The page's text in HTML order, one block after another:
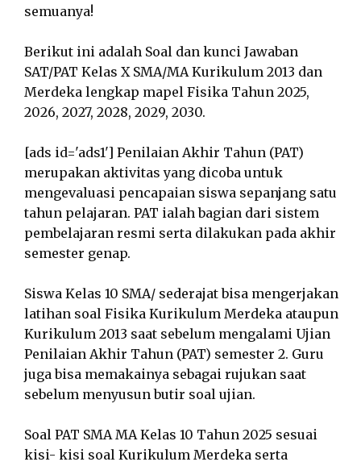
semuanya!
Berikut ini adalah Soal dan kunci Jawaban
SAT/PAT Kelas X SMA/MA Kurikulum 2013 dan
Merdeka lengkap mapel Fisika Tahun 2025,
2026, 2027, 2028, 2029, 2030.
[ads id='ads1'] Penilaian Akhir Tahun (PAT)
merupakan aktivitas yang dicoba untuk
mengevaluasi pencapaian siswa sepanjang satu
tahun pelajaran. PAT ialah bagian dari sistem
pembelajaran resmi serta dilakukan pada akhir
semester genap.
Siswa Kelas 10 SMA/ sederajat bisa mengerjakan
latihan soal Fisika Kurikulum Merdeka ataupun
Kurikulum 2013 saat sebelum mengalami Ujian
Penilaian Akhir Tahun (PAT) semester 2. Guru
juga bisa memakainya sebagai rujukan saat
sebelum menyusun butir soal ujian.
Soal PAT SMA MA Kelas 10 Tahun 2025 sesuai
kisi- kisi soal Kurikulum Merdeka serta